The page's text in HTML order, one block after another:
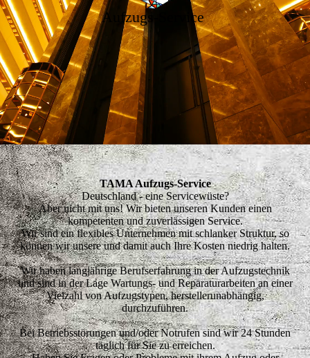
Aufzugs-Service
TAMA Aufzugs-Service
Deutschland - eine Servicewüste?
Aber nicht mit uns! Wir bieten unseren Kunden einen
kompetenten und zuverlässigen Service.
Wir sind ein flexibles Unternehmen mit schlanker Struktur, so
können wir unsere und damit auch Ihre Kosten niedrig halten.
Wir haben langjährige Berufserfahrung in der Aufzugstechnik
und sind in der Lage Wartungs- und Reparaturarbeiten an einer
Vielzahl von Aufzugstypen, herstellerunabhängig,
durchzuführen.
Bei Betriebsstörungen und/oder Notrufen sind wir 24 Stunden
täglich für Sie zu erreichen.